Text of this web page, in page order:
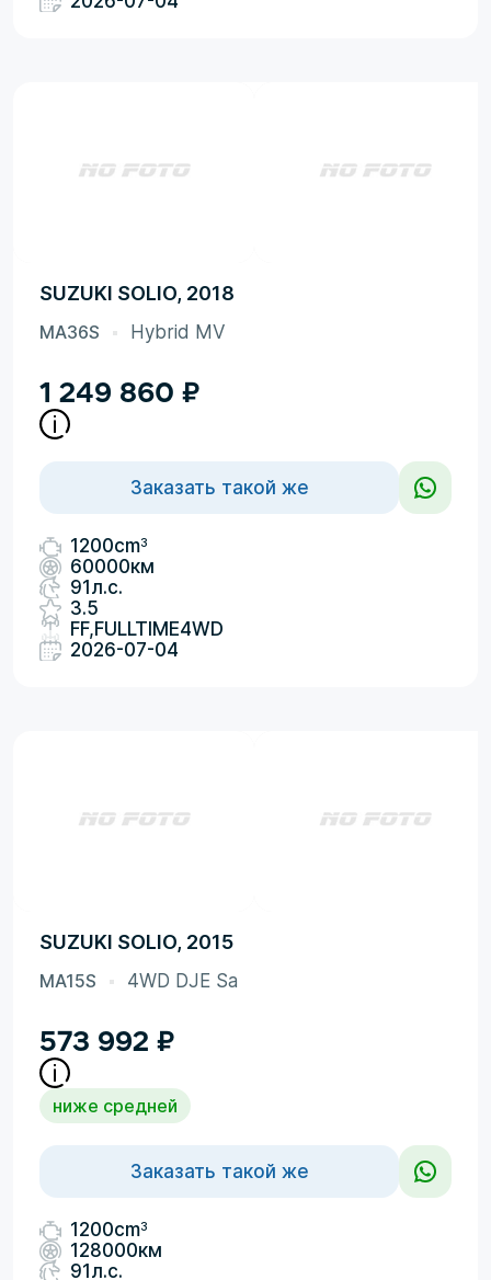
SUZUKI SOLIO, 2018
MA36S Hybrid MV
1 249 860 ₽
Заказать такой же
1200cm3
60000км
91л.с.
3.5
FF,FULLTIME4WD
2026-07-04
SUZUKI SOLIO, 2015
MA15S 4WD DJE Sa
573 992 ₽
ниже средней
Заказать такой же
1200cm3
128000км
91л.с.